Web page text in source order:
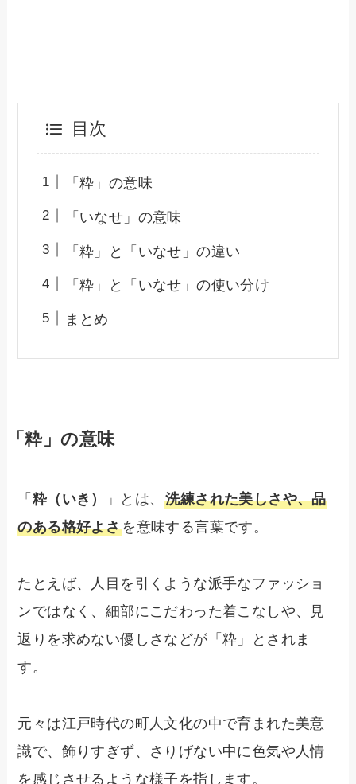
目次
「粋」の意味
「いなせ」の意味
「粋」と「いなせ」の違い
「粋」と「いなせ」の使い分け
まとめ
「粋」の意味
「 粋（いき） 」とは、洗練された美しさや、品
のある格好よさを意味する言葉です。
たとえば、人目を引くような派手なファッショ
ンではなく、細部にこだわった着こなしや、見
返りを求めない優しさなどが「粋」とされま
す。
元々は江戸時代の町人文化の中で育まれた美意
識で、飾りすぎず、さりげない中に色気や人情
を感じさせるような様子を指します。